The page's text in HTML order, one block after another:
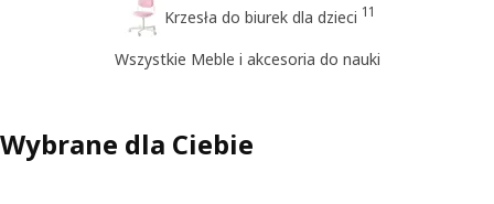
Krzesła do biurek dla dzieci 11
Wszystkie Meble i akcesoria do nauki
Wybrane dla Ciebie